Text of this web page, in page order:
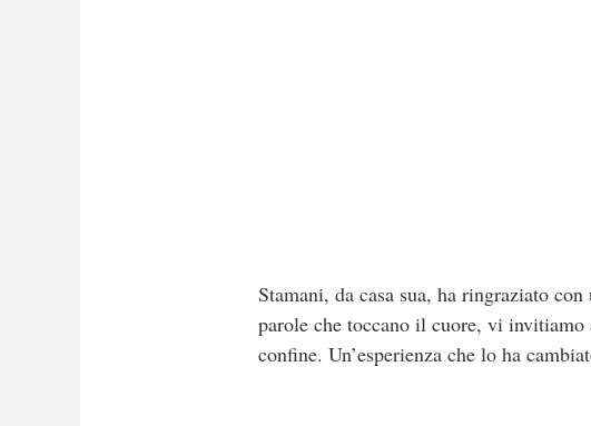
Stamani, da casa sua, ha ringraziato
parole che toccano il cuore, vi
confine. Un’esperienza che lo ha